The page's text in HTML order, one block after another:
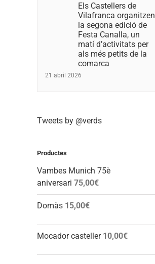
Els Castellers de
Vilafranca organitzen
la segona edició de
Festa Canalla, un
matí d’activitats per
als més petits de la
comarca
21 abril 2026
Tweets by @verds
Productes
Vambes Munich 75è
aniversari 75,00€
Domàs 15,00€
Mocador casteller 10,00€